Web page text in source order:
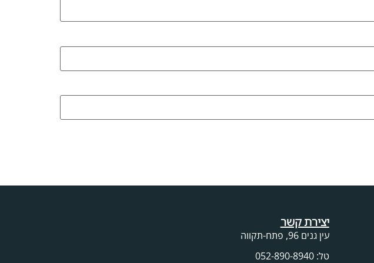
יצירת קשר
עין גנים 96, פתח-תקווה
טל: 052-890-8940